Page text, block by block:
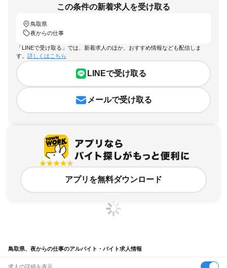
この条件の新着求人を受け取る
鳥取県
夜からの仕事
「LINEで受け取る」では、新着求人のほか、おすすめ情報なども配信しま
す。 詳しくはこちら
LINEで受け取る
メールで受け取る
アプリを無料ダウンロード
鳥取県、夜からの仕事のアルバイト・バイト求人情報
求人の詳細を表示